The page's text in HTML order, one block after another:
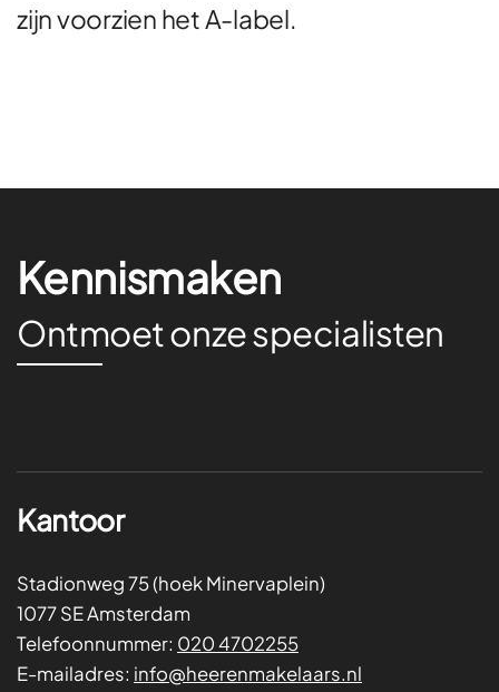
zijn voorzien het A-label.
Kennismaken
Ontmoet onze specialisten
Kantoor
Stadionweg 75 (hoek Minervaplein)
1077 SE Amsterdam
Telefoonnummer: 020 4702255
E-mailadres: info@heerenmakelaars.nl